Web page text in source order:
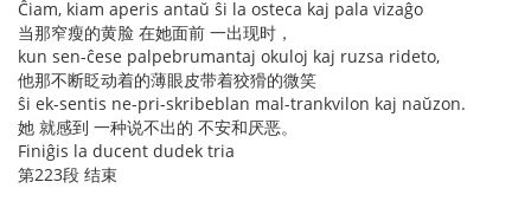
Ĉiam, kiam aperis antaŭ ŝi la osteca kaj pala vizaĝo
当那窄瘦的黄脸 在她面前 一出现时，
kun sen-ĉese palpebrumantaj okuloj kaj ruzsa rideto,
他那不断眨动着的薄眼皮带着狡猾的微笑
ŝi ek-sentis ne-pri-skribeblan mal-trankvilon kaj naŭzon.
她 就感到 一种说不出的 不安和厌恶。
Finiĝis la ducent dudek tria
第223段 结束